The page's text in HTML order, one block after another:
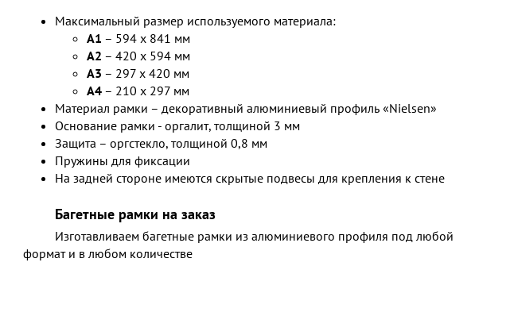
Максимальный размер используемого материала:
А1 – 594 х 841 мм
А2 – 420 х 594 мм
А3 – 297 х 420 мм
А4 – 210 х 297 мм
Материал рамки – декоративный алюминиевый профиль «Nielsen»
Основание рамки - оргалит, толщиной 3 мм
Защита – оргстекло, толщиной 0,8 мм
Пружины для фиксации
На задней стороне имеются скрытые подвесы для крепления к стене
Багетные рамки на заказ
Изготавливаем багетные рамки из алюминиевого профиля под любой
формат и в любом количестве